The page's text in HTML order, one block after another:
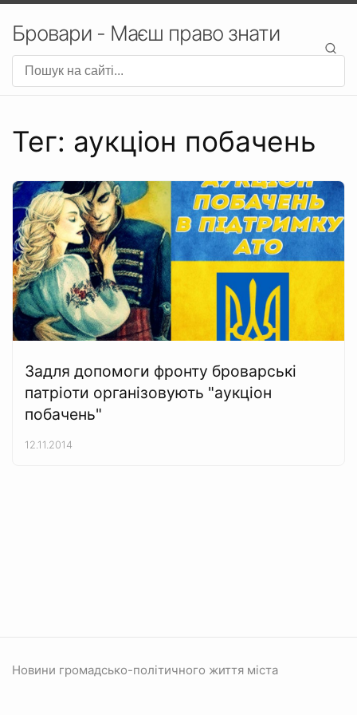
Бровари - Маєш право знати
Тег: аукціон побачень
Задля допомоги фронту броварські
патріоти організовують "аукціон
побачень"
12.11.2014
Новини громадсько-політичного життя міста